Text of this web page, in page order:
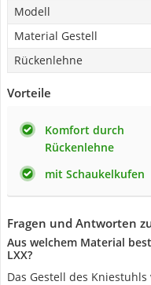
Modell
Material Gestell
Rückenlehne
Vorteile
Komfort durch
Rückenlehne
mit Schaukelkufen
Fragen und Antworten
Aus welchem Material
LXX?
Das Gestell des